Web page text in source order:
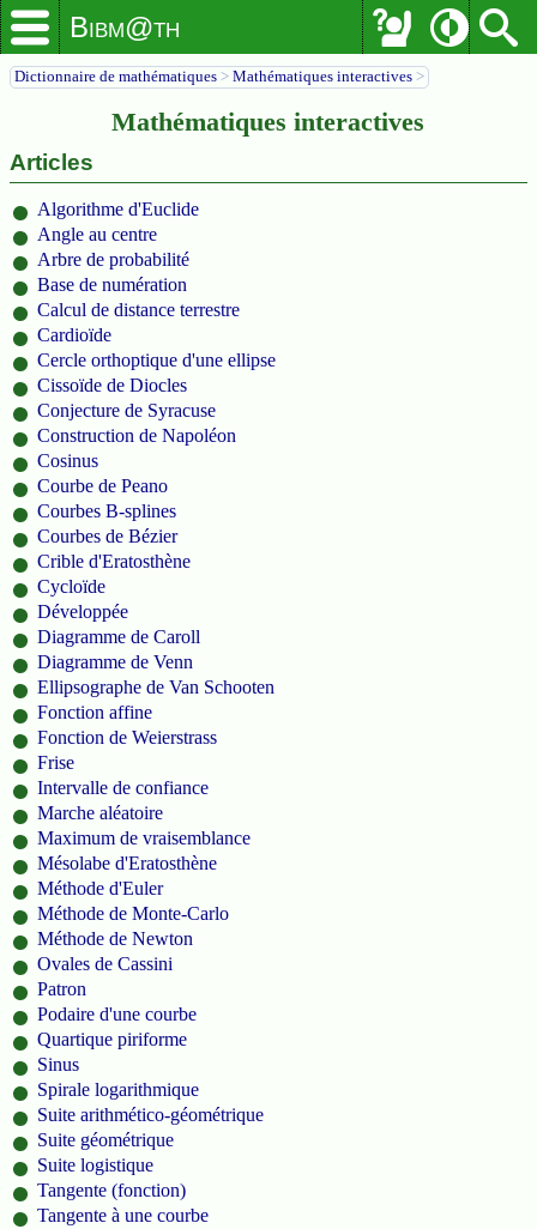
Bibm@th
Dictionnaire de mathématiques > Mathématiques interactives >
Mathématiques interactives
Articles
Algorithme d'Euclide
Angle au centre
Arbre de probabilité
Base de numération
Calcul de distance terrestre
Cardioïde
Cercle orthoptique d'une ellipse
Cissoïde de Diocles
Conjecture de Syracuse
Construction de Napoléon
Cosinus
Courbe de Peano
Courbes B-splines
Courbes de Bézier
Crible d'Eratosthène
Cycloïde
Développée
Diagramme de Caroll
Diagramme de Venn
Ellipsographe de Van Schooten
Fonction affine
Fonction de Weierstrass
Frise
Intervalle de confiance
Marche aléatoire
Maximum de vraisemblance
Mésolabe d'Eratosthène
Méthode d'Euler
Méthode de Monte-Carlo
Méthode de Newton
Ovales de Cassini
Patron
Podaire d'une courbe
Quartique piriforme
Sinus
Spirale logarithmique
Suite arithmético-géométrique
Suite géométrique
Suite logistique
Tangente (fonction)
Tangente à une courbe